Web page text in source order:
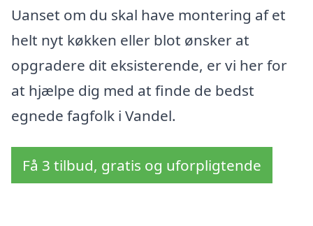
Uanset om du skal have montering af et
helt nyt køkken eller blot ønsker at
opgradere dit eksisterende, er vi her for
at hjælpe dig med at finde de bedst
egnede fagfolk i Vandel.
Få 3 tilbud, gratis og uforpligtende